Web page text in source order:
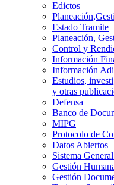
Edictos
Estado Tramite
Planeación,
Control y
Información
Información
Estudios,
y otras
Defensa
Banco de
MIPG
Protocolo de
Datos Abiertos
Sistema
Gestión
Gestión